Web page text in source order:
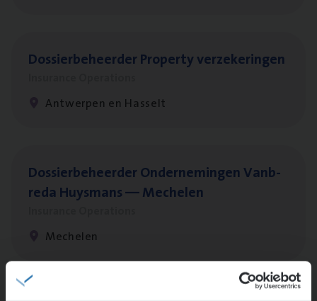
Dos­sier­be­heer­der Pro­per­ty verzekeringen
Antwerpen en Hasselt
Dos­sier­be­heer­der Onder­ne­min­gen Van­b­
re­da Huys­mans — Mechelen
Mechelen